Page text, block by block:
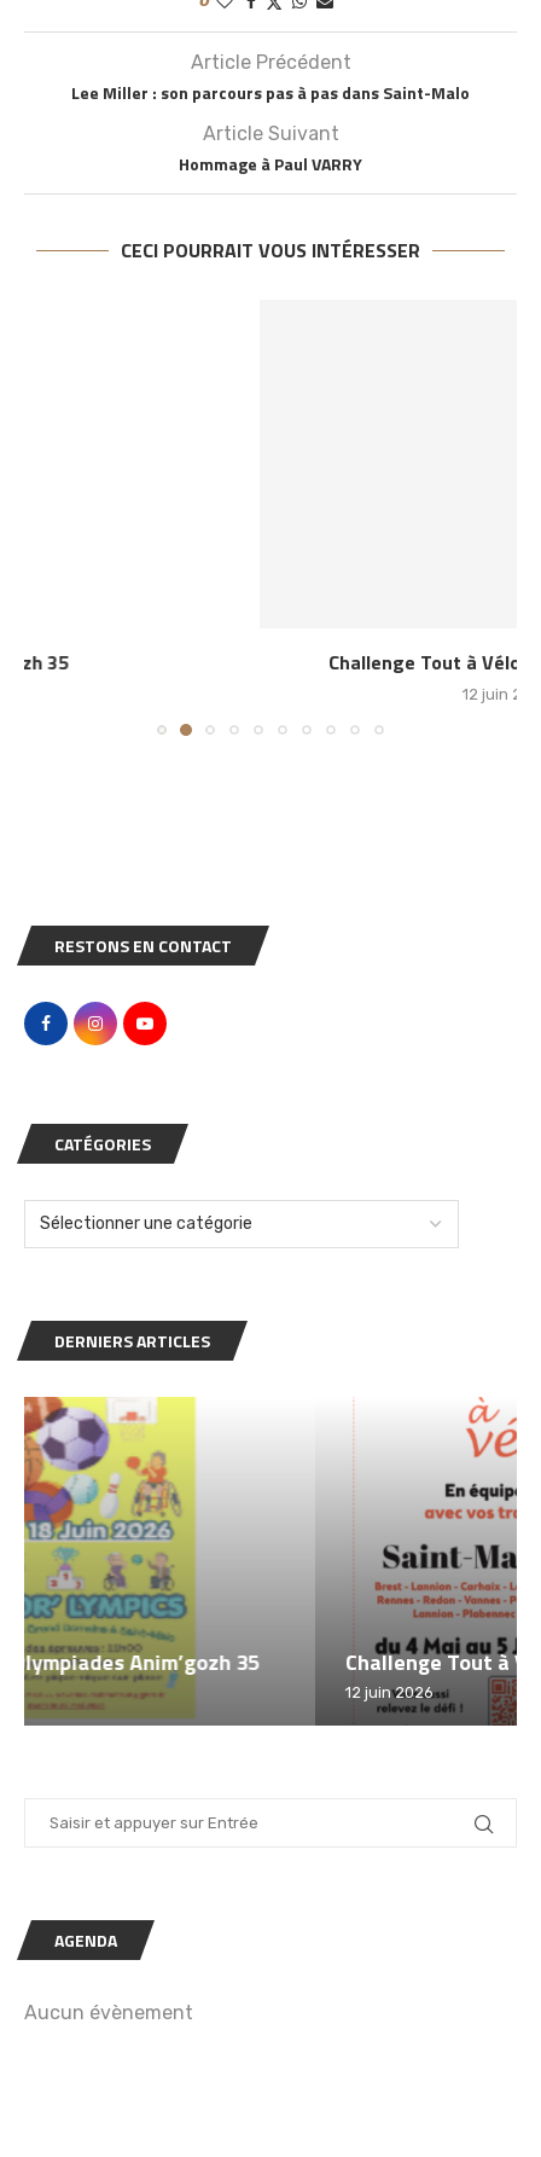
Article Précédent
Lee Miller : son parcours pas à pas dans Saint-Malo
Article Suivant
Hommage à Paul VARRY
CECI POURRAIT VOUS INTÉRESSER
Challenge Tout à Vélo 2026 – Saint Malo
RESTONS EN CONTACT
CATÉGORIES
DERNIERS ARTICLES
Challenge Tout à Vélo 2026 – Saint Malo
12 juin 2026
AGENDA
Aucun évènement